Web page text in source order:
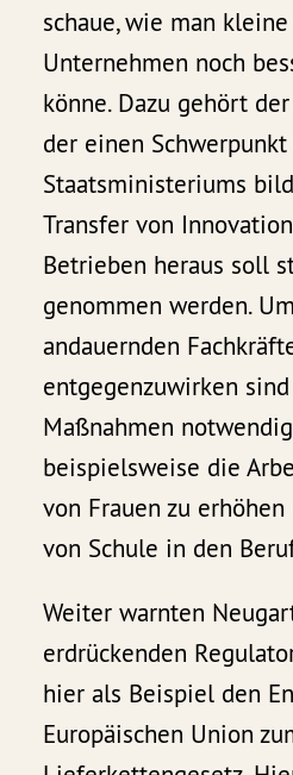
schaue, wie man
Unternehmen noch
könne. Dazu gehört
der einen Schwerpunkt
Staatsministeriums
Transfer von
Betrieben heraus soll
genommen werden.
andauernden
entgegenzuwirken
Maßnahmen
beispielsweise die
von Frauen zu
von Schule in den
Weiter warnten
erdrückenden
hier als Beispiel den
Europäischen Union